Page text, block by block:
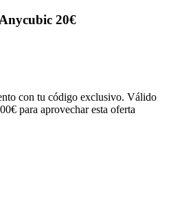
20€
con tu código exclusivo. Válido
para aprovechar esta oferta